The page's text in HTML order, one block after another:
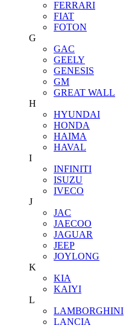
FERRARI
FIAT
FOTON
G
GAC
GEELY
GENESIS
GM
GREAT WALL
H
HYUNDAI
HONDA
HAIMA
HAVAL
I
INFINITI
ISUZU
IVECO
J
JAC
JAECOO
JAGUAR
JEEP
JOYLONG
K
KIA
KAIYI
L
LAMBORGHINI
LANCIA